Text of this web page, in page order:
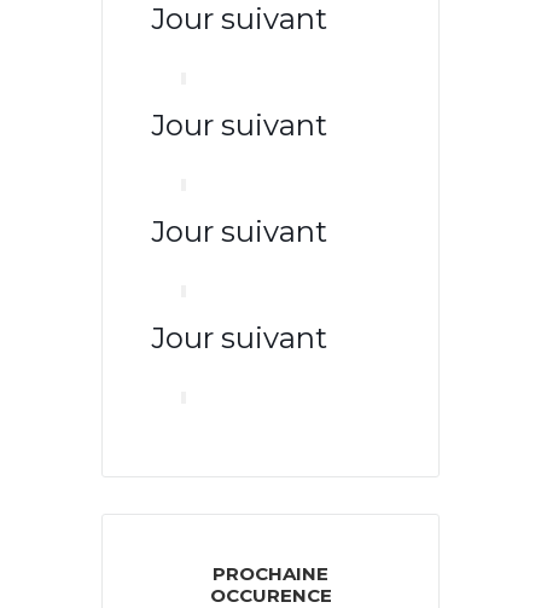
Jour suivant
Jour suivant
Jour suivant
Jour suivant
PROCHAINE
OCCURENCE